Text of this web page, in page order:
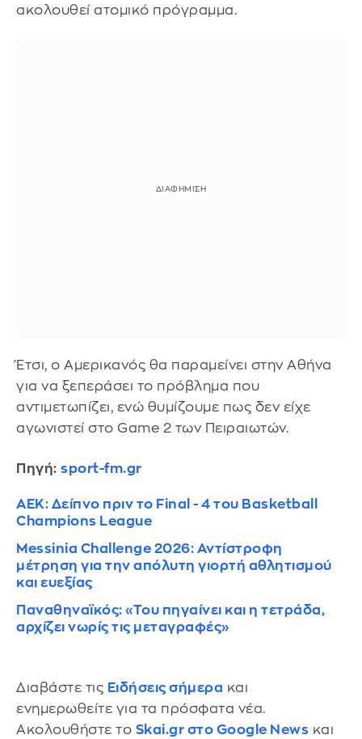
ακολουθεί ατομικό πρόγραμμα.
Έτσι, ο Αμερικανός θα παραμείνει στην Αθήνα
για να ξεπεράσει το πρόβλημα που
αντιμετωπίζει, ενώ θυμίζουμε πως δεν είχε
αγωνιστεί στο Game 2 των Πειραιωτών.
Πηγή: sport-fm.gr
ΑΕΚ: Δείπνο πριν το Final - 4 του Basketball
Champions League
Messinia Challenge 2026: Αντίστροφη
μέτρηση για την απόλυτη γιορτή αθλητισμού
και ευεξίας
Παναθηναϊκός: «Του πηγαίνει και η τετράδα,
αρχίζει νωρίς τις μεταγραφές»
Διαβάστε τις Ειδήσεις σήμερα και
ενημερωθείτε για τα πρόσφατα νέα.
Ακολουθήστε το Skai.gr στο Google News και